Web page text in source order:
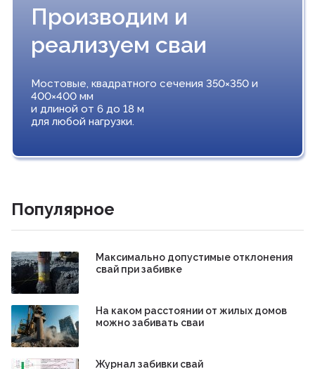
Производим и
реализуем сваи
Мостовые, квадратного сечения 350×350 и
400×400 мм
и длиной от 6 до 18 м
для любой нагрузки.
Популярное
Максимально допустимые отклонения
свай при забивке
На каком расстоянии от жилых домов
можно забивать сваи
Журнал забивки свай